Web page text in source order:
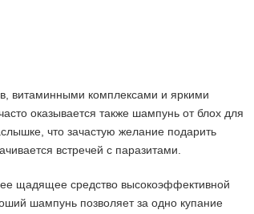
витаминными комплексами и яркими
оказывается также шампунь от блох для
что зачастую желание подарить
встречей с паразитами.
щадящее средство высокоэффективной
шампунь позволяет за одно купание